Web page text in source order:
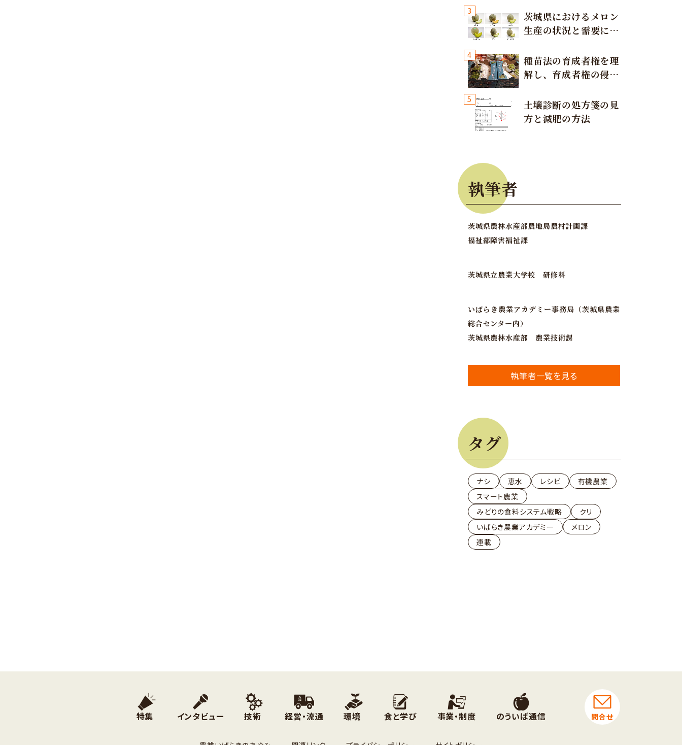
3
茨城県におけるメロン
生産の状況と需要に応
4
種苗法の育成者権を理
解し、育成者権の侵害
意しましょう！
5
土壌診断の処方箋の見
方と減肥の方法
執筆者
茨城県農林水産部農地局農村計画課
福祉部障害福祉課
茨城県立農業大学校 研修科
いばらき農業アカデミー事務局（茨城県農業
総合センター内）
茨城県農林水産部 農業技術課
執筆者一覧を見る
タグ
ナシ 恵水 レシピ
有機農業
スマート農業
みどりの食料システム戦略
クリ
いばらき農業アカデミー
メロン
連載
特集 インタビュー 技術 経営・流通 環境 食と学び 事業・制度 のういば通信 問合せ